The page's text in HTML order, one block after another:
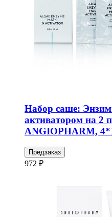
Набор саше:
активатором на 2
ANGIOPHARM,
Предзаказ
972 ₽